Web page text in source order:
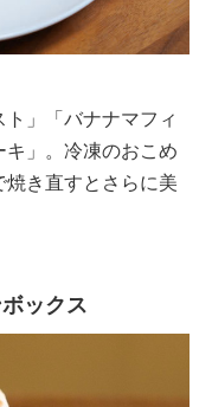
」「バナナマフィ
」。冷凍のおこめ
き直すとさらに美
ックス